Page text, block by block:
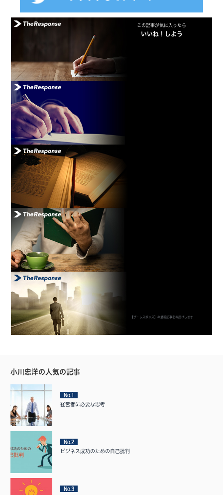
この記事が気に入ったら
いいね！しよう
【ザ・レスポンス】の最新記事をお届けします
小川忠洋の人気の記事
No.1
経営者に必要な思考
No.2
ビジネス成功のための自己批判
No.3